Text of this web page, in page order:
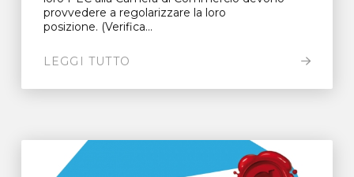
provvedere a regolarizzare la loro
posizione. (Verifica...
LEGGI TUTTO